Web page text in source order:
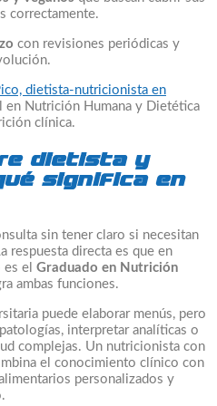
correctamente.
con revisiones periódicas y
dietista-nutricionista en
en Nutrición Humana y Dietética
clínica.
dietista y
significa en
sin tener claro si necesitan
respuesta directa es que en
el Graduado en Nutrición
ambas funciones.
puede elaborar menús, pero
interpretar analíticas o
complejas. Un nutricionista con
el conocimiento clínico con
personalizados y